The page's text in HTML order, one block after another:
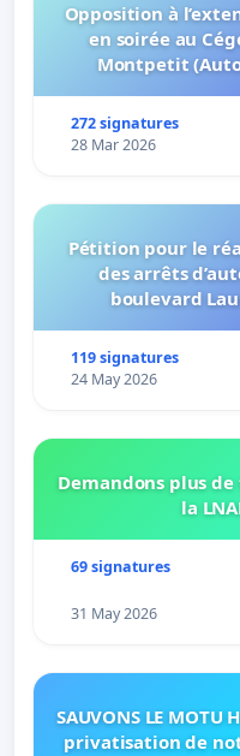
Opposition à
en soirée au
Montpetit
272 signatures
28 Mar 2026
Pétition pour le
des arrêts
boulevard
connexion 805-
119 signatures
24 May 2026
Demandons plus
la
69 signatures
31 May 2026
SAUVONS LE MOTU
privatisation de